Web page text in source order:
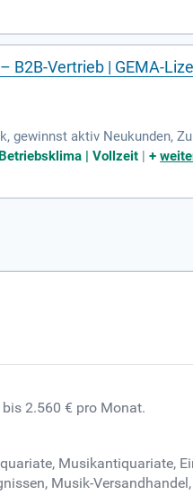
Vertrieb | GEMA-
aktiv Neukunden, Zu
die Musik gewerblich
| Vollzeit |+
2.560 € pro Monat.
Musikantiquariate,
Musik-